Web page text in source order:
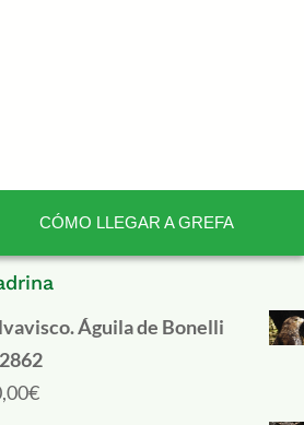
CÓMO LLEGAR A GREFA
Águila de Bonelli
€